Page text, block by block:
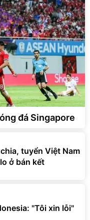
đá Singapore
tuyển Việt Nam
ở bán kết
"Tôi xin lỗi"